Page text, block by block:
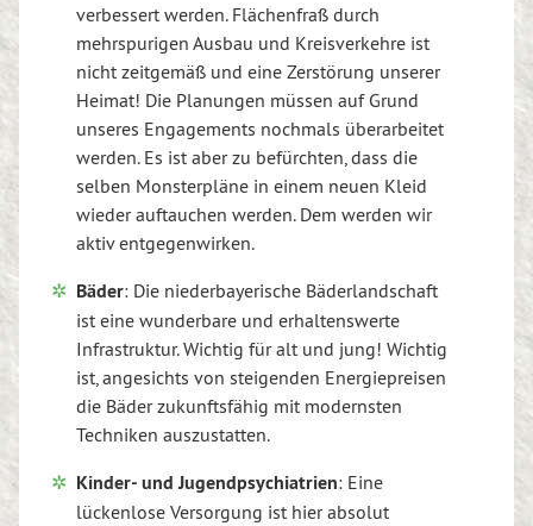
verbessert werden. Flächenfraß durch
mehrspurigen Ausbau und Kreisverkehre ist
nicht zeitgemäß und eine Zerstörung unserer
Heimat! Die Planungen müssen auf Grund
unseres Engagements nochmals überarbeitet
werden. Es ist aber zu befürchten, dass die
selben Monsterpläne in einem neuen Kleid
wieder auftauchen werden. Dem werden wir
aktiv entgegenwirken.
Bäder: Die niederbayerische Bäderlandschaft
ist eine wunderbare und erhaltenswerte
Infrastruktur. Wichtig für alt und jung! Wichtig
ist, angesichts von steigenden Energiepreisen
die Bäder zukunftsfähig mit modernsten
Techniken auszustatten.
Kinder- und Jugendpsychiatrien: Eine
lückenlose Versorgung ist hier absolut